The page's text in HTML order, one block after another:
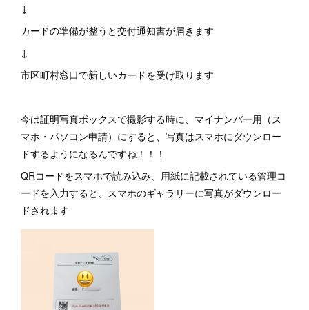
↓
カードの準備が整うと交付通知書が届きます
↓
市区町村窓口で新しいカードを受け取ります
今は証明写真ボックスで撮影する時に、マイナンバー用（ス
マホ・パソコン申請）にすると、写真はスマホにダウンロー
ドするようになるんですね！！！
QRコードをスマホで読み込み、用紙に記載されている管理コ
ードを入力すると、スマホのギャラリーに写真がダウンロー
ドされます